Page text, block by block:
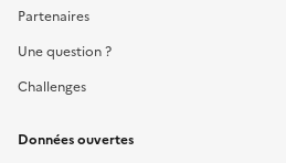
Partenaires
Une question ?
Challenges
Données ouvertes